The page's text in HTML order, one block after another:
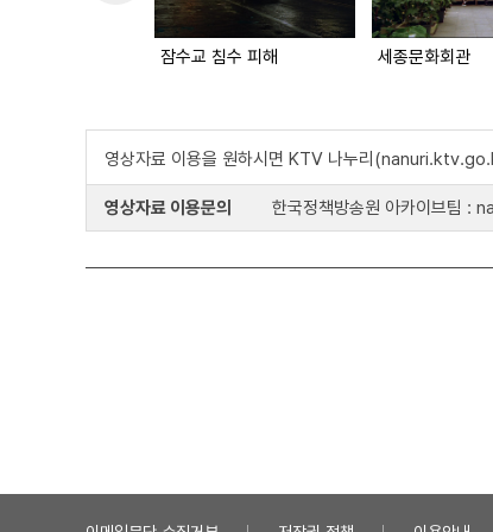
잠수교 침수 피해 세종문화회관
영상자료 이용을 원하시면 KTV 나누리
영상자료 이용문의 한국정책방송원 아카이브팀 :